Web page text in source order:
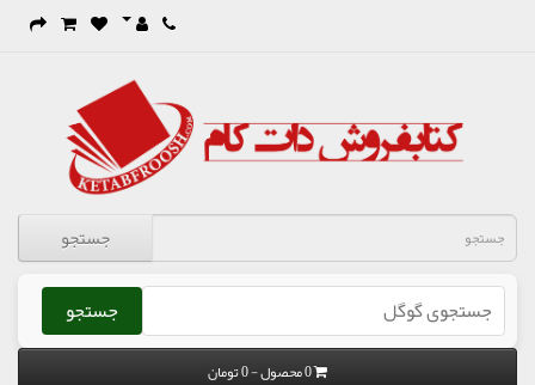
جستجو
جستجو
0 محصول - 0 تومان